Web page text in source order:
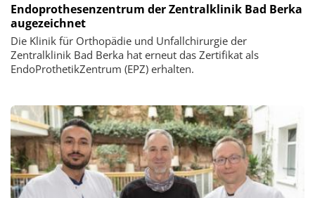
Endoprothesenzentrum der Zentralklinik Bad Berka
augezeichnet
Die Klinik für Orthopädie und Unfallchirurgie der
Zentralklinik Bad Berka hat erneut das Zertifikat als
EndoProthetikZentrum (EPZ) erhalten.